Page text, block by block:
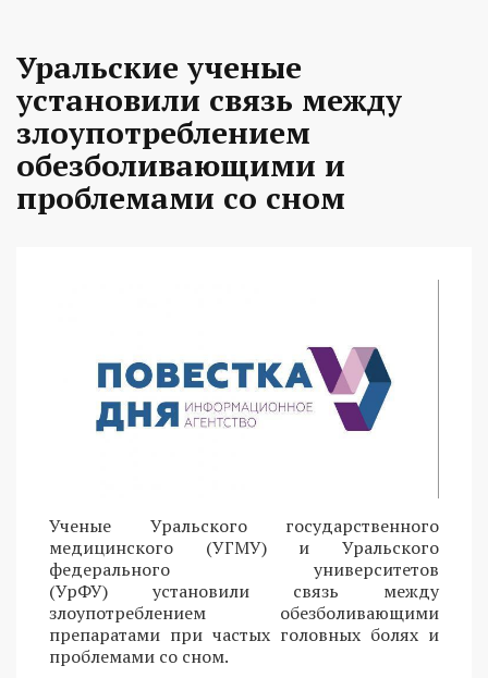
Уральские ученые
установили связь между
злоупотреблением
обезболивающими и
проблемами со сном
Ученые Уральского государственного
медицинского (УГМУ) и Уральского
федерального университетов
(УрФУ) установили связь между
злоупотреблением обезболивающими
препаратами при частых головных болях и
проблемами со сном.